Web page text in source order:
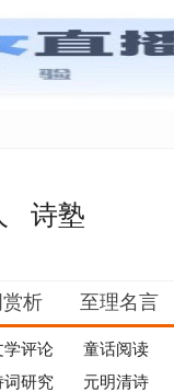
诗塾
析 至理名言
学评论 童话阅读
词研究 元明清诗